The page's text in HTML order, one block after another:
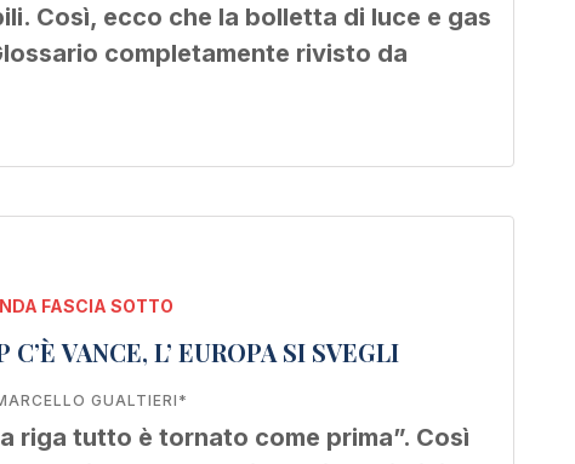
Così, ecco che la bolletta di luce e gas
completamente rivisto da
FASCIA SOTTO
VANCE, L’ EUROPA SI SVEGLI
GUALTIERI*
riga tutto è tornato come prima”. Così